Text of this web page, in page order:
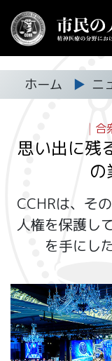
ホーム ▶ ニ
| 合
思い出に残
CCHRは、そ
人権を保護し
を手にし